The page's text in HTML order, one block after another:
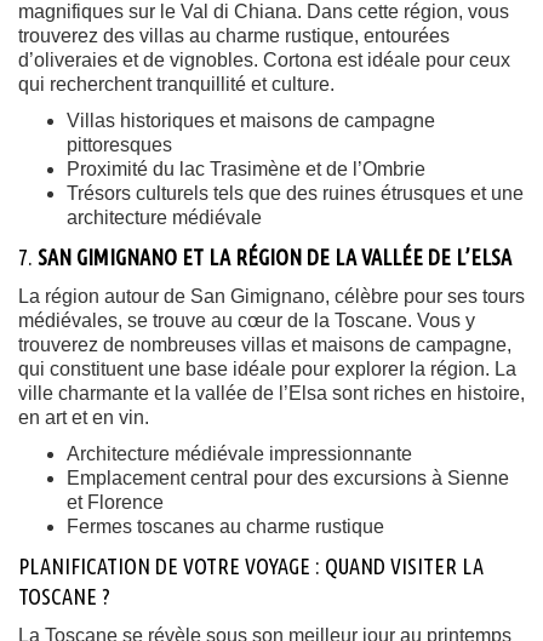
magnifiques sur le Val di Chiana. Dans cette région, vous
trouverez des villas au charme rustique, entourées
d’oliveraies et de vignobles. Cortona est idéale pour ceux
qui recherchent tranquillité et culture.
Villas historiques et maisons de campagne
pittoresques
Proximité du lac Trasimène et de l’Ombrie
Trésors culturels tels que des ruines étrusques et une
architecture médiévale
7. SAN GIMIGNANO ET LA RÉGION DE LA VALLÉE DE L’ELSA
La région autour de San Gimignano, célèbre pour ses tours
médiévales, se trouve au cœur de la Toscane. Vous y
trouverez de nombreuses villas et maisons de campagne,
qui constituent une base idéale pour explorer la région. La
ville charmante et la vallée de l’Elsa sont riches en histoire,
en art et en vin.
Architecture médiévale impressionnante
Emplacement central pour des excursions à Sienne
et Florence
Fermes toscanes au charme rustique
PLANIFICATION DE VOTRE VOYAGE : QUAND VISITER LA
TOSCANE ?
La Toscane se révèle sous son meilleur jour au printemps